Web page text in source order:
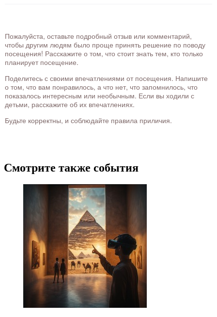
Пожалуйста, оставьте подробный отзыв или комментарий,
чтобы другим людям было проще принять решение по поводу
посещения! Расскажите о том, что стоит знать тем, кто только
планирует посещение.
Поделитесь с своими впечатлениями от посещения. Напишите
о том, что вам понравилось, а что нет, что запомнилось, что
показалось интересным или необычным. Если вы ходили с
детьми, расскажите об их впечатлениях.
Будьте корректны, и соблюдайте правила приличия.
Смотрите также события